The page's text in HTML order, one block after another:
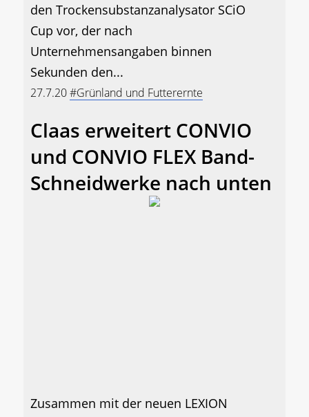
den Trockensubstanzanalysator SCiO
Cup vor, der nach
Unternehmensangaben binnen
Sekunden den...
27.7.20#Grünland und Futterernte
Claas erweitert CONVIO
und CONVIO FLEX Band-
Schneidwerke nach unten
Zusammen mit der neuen LEXION